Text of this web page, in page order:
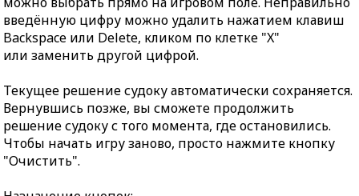
введённую цифру можно удалить нажатием клавиш
Backspace или Delete, кликом по клетке "X"
или заменить другой цифрой.
Текущее решение судоку автоматически сохраняется.
Вернувшись позже, вы сможете продолжить
решение судоку с того момента, где остановились.
Чтобы начать игру заново, просто нажмите кнопку
"Очистить".